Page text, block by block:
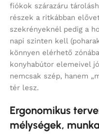
fiókok szárazáru
részek a ritkábban
szekrényeknél pedig a
napi szinten kell
könnyen elérhető
konyhabútor elemeivel
nemcsak szép, hanem
tér lesz.
Ergonomikus
mélységek,